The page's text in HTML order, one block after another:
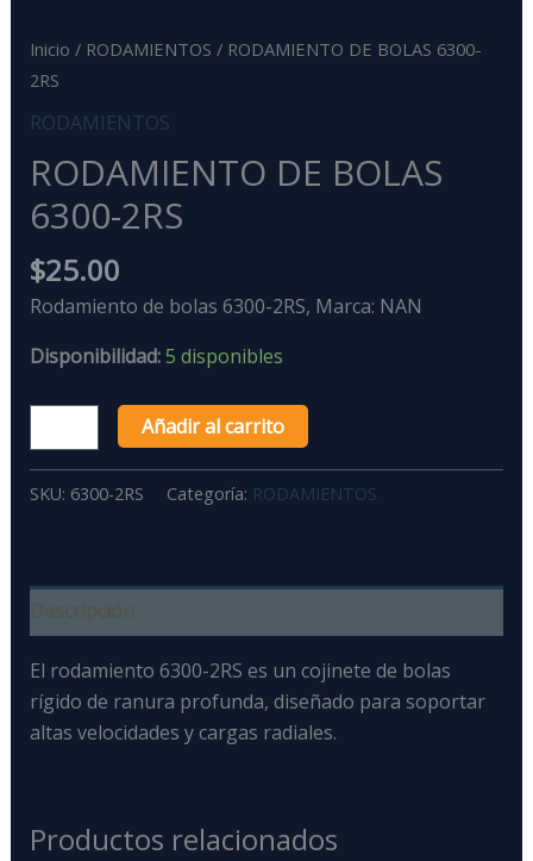
Inicio / RODAMIENTOS / RODAMIENTO DE BOLAS 6300-
2RS
RODAMIENTOS
RODAMIENTO DE BOLAS
6300-2RS
$25.00
Rodamiento de bolas 6300-2RS, Marca: NAN
Disponibilidad:5 disponibles
Añadir al carrito
SKU: 6300-2RS Categoría: RODAMIENTOS
El rodamiento 6300-2RS es un cojinete de bolas
rígido de ranura profunda, diseñado para soportar
altas velocidades y cargas radiales.
Productos relacionados